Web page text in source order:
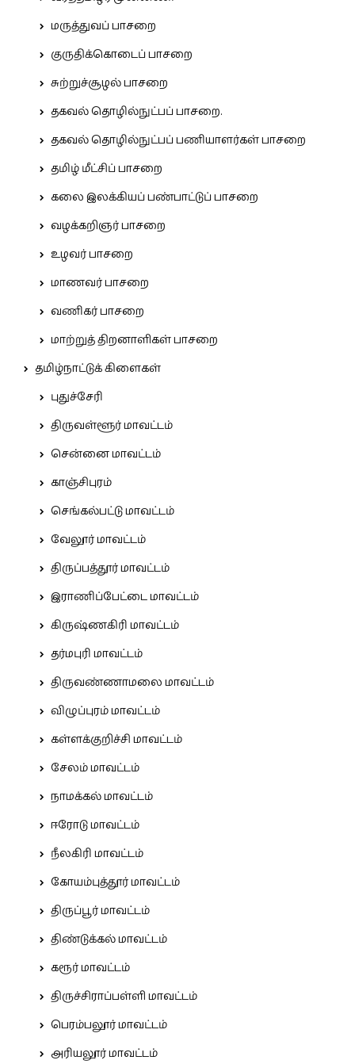
மருத்துவப் பாசறை
குருதிக்கொடைப் பாசறை
சுற்றுச்சூழல் பாசறை
தகவல் தொழில்நுட்பப் பாசறை.
தகவல் தொழில்நுட்பப் பணியாளர்கள் பாசறை
தமிழ் மீட்சிப் பாசறை
கலை இலக்கியப் பண்பாட்டுப் பாசறை
வழக்கறிஞர் பாசறை
உழவர் பாசறை
மாணவர் பாசறை
வணிகர் பாசறை
மாற்றுத் திறனாளிகள் பாசறை
தமிழ்நாட்டுக் கிளைகள்
புதுச்சேரி
திருவள்ளூர் மாவட்டம்
சென்னை மாவட்டம்
காஞ்சிபுரம்
செங்கல்பட்டு மாவட்டம்
வேலூர் மாவட்டம்
திருப்பத்தூர் மாவட்டம்
இராணிப்பேட்டை மாவட்டம்
கிருஷ்ணகிரி மாவட்டம்
தர்மபுரி மாவட்டம்
திருவண்ணாமலை மாவட்டம்
விழுப்புரம் மாவட்டம்
கள்ளக்குறிச்சி மாவட்டம்
சேலம் மாவட்டம்
நாமக்கல் மாவட்டம்
ஈரோடு மாவட்டம்
நீலகிரி மாவட்டம்
கோயம்புத்தூர் மாவட்டம்
திருப்பூர் மாவட்டம்
திண்டுக்கல் மாவட்டம்
கரூர் மாவட்டம்
திருச்சிராப்பள்ளி மாவட்டம்
பெரம்பலூர் மாவட்டம்
அரியலூர் மாவட்டம்